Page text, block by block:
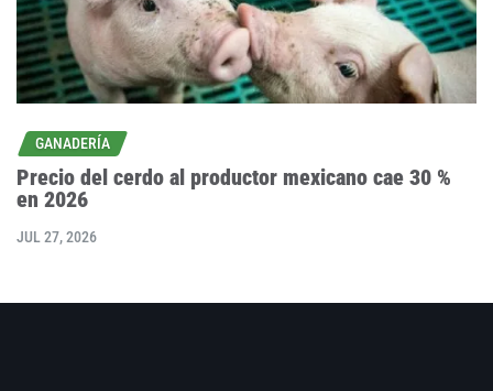
GANADERÍA
Precio del cerdo al productor mexicano cae 30 %
en 2026
JUL 27, 2026